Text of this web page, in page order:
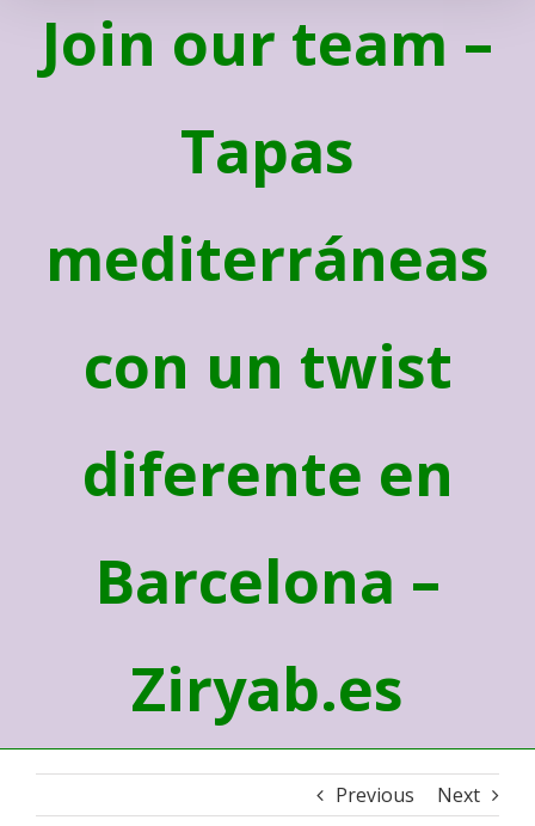
Join our team –
Tapas
mediterráneas
con un twist
diferente en
Barcelona –
Ziryab.es
Previous Next